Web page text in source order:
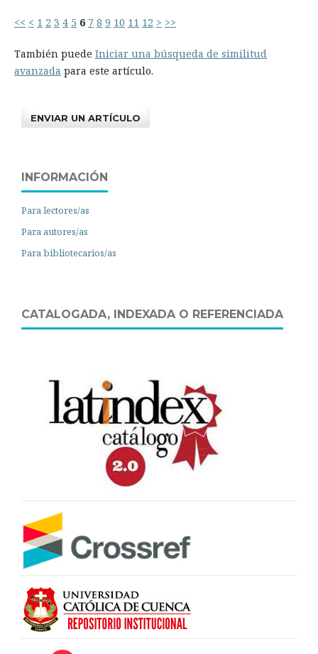
<< < 1 2 3 4 5 6 7 8 9 10 11 12 > >>
También puede Iniciar una búsqueda de similitud
avanzada para este artículo.
ENVIAR UN ARTÍCULO
INFORMACIÓN
Para lectores/as
Para autores/as
Para bibliotecarios/as
CATALOGADA, INDEXADA O REFERENCIADA